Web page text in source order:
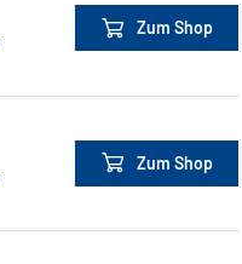
Zum Shop
Zum Shop